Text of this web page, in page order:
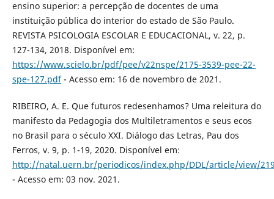
ensino superior: a percepção de docentes de uma
instituição pública do interior do estado de São Paulo.
REVISTA PSICOLOGIA ESCOLAR E EDUCACIONAL, v. 22, p.
127-134, 2018. Disponível em:
https://www.scielo.br/pdf/pee/v22nspe/2175-3539-pee-22-
spe-127.pdf- Acesso em: 16 de novembro de 2021.
RIBEIRO, A. E. Que futuros redesenhamos? Uma releitura do
manifesto da Pedagogia dos Multiletramentos e seus ecos
no Brasil para o século XXI. Diálogo das Letras, Pau dos
Ferros, v. 9, p. 1-19, 2020. Disponível em:
http://natal.uern.br/periodicos/index.php/DDL/article/view/
- Acesso em: 03 nov. 2021.